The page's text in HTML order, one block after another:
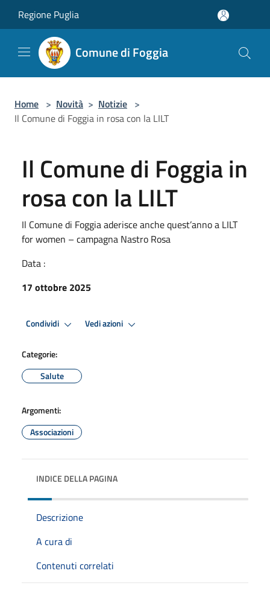
Regione Puglia
Comune di Foggia
Home > Novità > Notizie >
Il Comune di Foggia in rosa con la LILT
Il Comune di Foggia in
rosa con la LILT
Il Comune di Foggia aderisce anche quest’anno a LILT
for women – campagna Nastro Rosa
Data :
17 ottobre 2025
Condividi Vedi azioni
Categorie:
Salute
Argomenti:
Associazioni
INDICE DELLA PAGINA
Descrizione
A cura di
Contenuti correlati